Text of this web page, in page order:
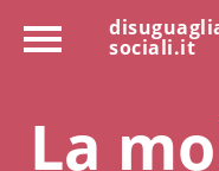
sociali.it
La